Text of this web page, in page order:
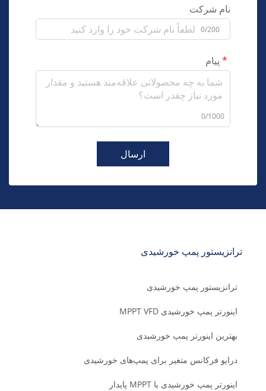
نام شرکت
0/200
پیام
0/1000
ارسال
ترانزیستور پمپ خورشیدی
ترانزیستور پمپ خورشیدی
اینورتر پمپ خورشیدی MPPT VFD
بهترین اینورتر پمپ خورشیدی
درایو فرکانس متغیر برای پمپ‌های خورشیدی
اینورتر پمپ خورشیدی با MPPT پایدار